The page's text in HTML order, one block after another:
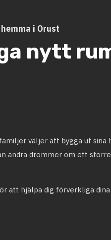
i Orust
nytt
väljer att bygga ut sina
andra drömmer om ett
att hjälpa dig förverkliga dina